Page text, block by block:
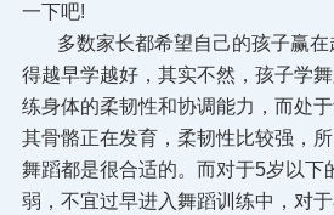
一下吧!
多数家长都希望自己的孩子赢
得越早学越好，其实不然，孩子学舞
练身体的柔韧性和协调能力，而处
其骨骼正在发育，柔韧性比较强，
舞蹈都是很合适的。而对于5岁以下
弱，不宜过早进入舞蹈训练中，对